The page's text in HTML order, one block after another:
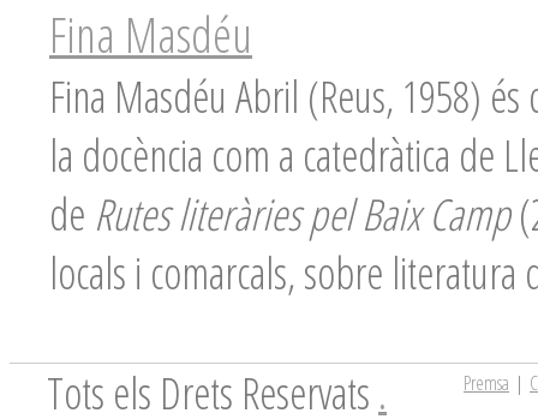
Fina Masdéu
Fina Masdéu Abril (Reus, 1958)
la docència com a catedràtica de
de Rutes literàries pel Baix Camp
locals i comarcals, sobre
Tots els Drets Reservats . Premsa |